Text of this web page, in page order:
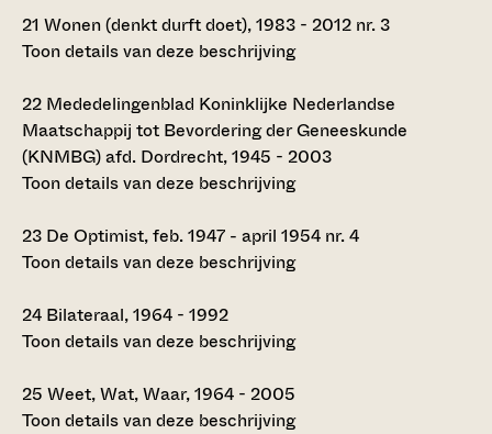
21 Wonen (denkt durft doet), 1983 - 2012 nr. 3
Toon details van deze beschrijving
22 Mededelingenblad Koninklijke Nederlandse
Maatschappij tot Bevordering der Geneeskunde
(KNMBG) afd. Dordrecht, 1945 - 2003
Toon details van deze beschrijving
23 De Optimist, feb. 1947 - april 1954 nr. 4
Toon details van deze beschrijving
24 Bilateraal, 1964 - 1992
Toon details van deze beschrijving
25 Weet, Wat, Waar, 1964 - 2005
Toon details van deze beschrijving